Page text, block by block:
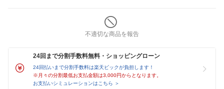
不適切な商品を報告
24回まで分割手数料無料・ショッピングローン
24回払いまで分割手数料は楽天ビックが負担します！
※月々の分割最低お支払金額は3,000円からとなります。
お支払いシミュレーションはこちら ＞